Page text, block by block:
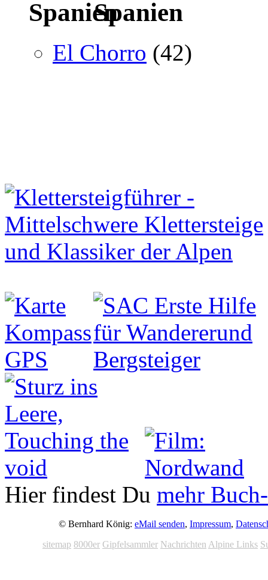
Spanien
El Chorro (42)
Hier findest Du mehr
© Bernhard König: eMail senden, Impressum,
sitemap 8000er Gipfelsammler Nachrichten Alpine Links